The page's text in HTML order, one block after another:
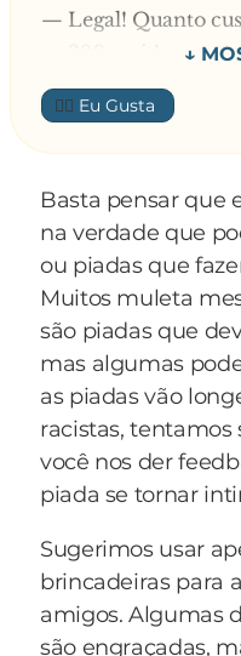
— Legal! Quanto
— Caramba! Não
— O senhor pode ir
hábito franciscano
— 120 reais!
— Caramba! Não
— Que tal essa
bermudão, uma
— Quanto custa?
— 40 reais!
— Caramba! Não
Aí o atendente se
— Toma, são três
— O que é isso?
— É calda de
enfia a muleta no cu
do amor!
👍🏼
Basta pensar que
na verdade que
ou piadas que
Muitos muleta
são piadas que
mas algumas
as piadas vão
racistas, tentamos
você nos der
piada se tornar
Sugerimos usar
brincadeiras para
amigos. Algumas
são engraçadas,